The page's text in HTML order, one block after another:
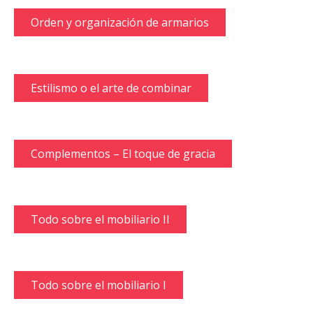
Orden y organización de armarios
Estilismo o el arte de combinar
Complementos – El toque de gracia
Todo sobre el mobiliario II
Todo sobre el mobiliario I